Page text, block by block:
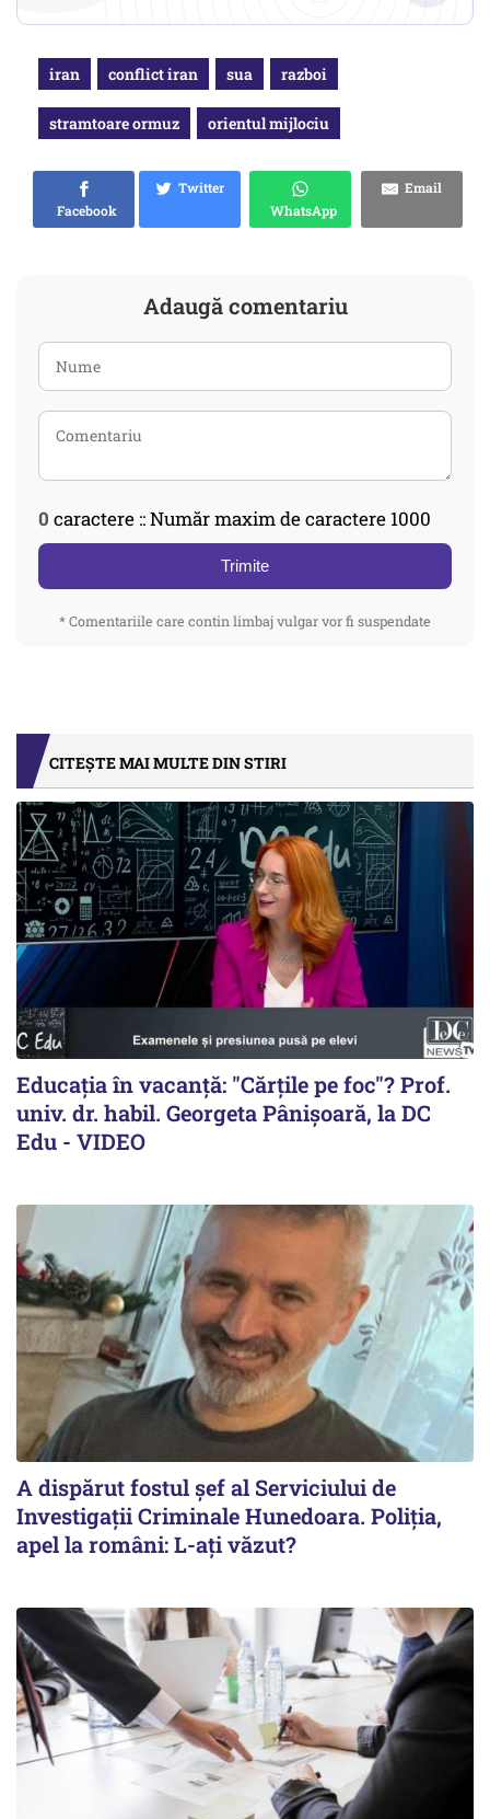
iran conflict iran sua razboi
stramtoare ormuz orientul mijlociu
Facebook
Twitter
WhatsApp
Email
Adaugă comentariu
0 caractere :: Număr maxim de caractere 1000
Trimite
* Comentariile care contin limbaj vulgar vor fi suspendate
CITEȘTE MAI MULTE DIN STIRI
Educația în vacanță: "Cărțile pe foc"? Prof.
univ. dr. habil. Georgeta Pânișoară, la DC
Edu - VIDEO
A dispărut fostul șef al Serviciului de
Investigații Criminale Hunedoara. Poliția,
apel la români: L-ați văzut?